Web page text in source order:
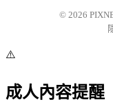
© 2026
⚠️
成人內容提醒